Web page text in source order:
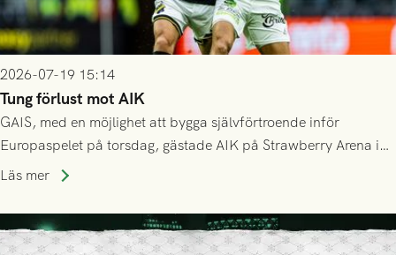
2026-07-19 15:14
Tung förlust mot AIK
GAIS, med en möjlighet att bygga självförtroende inför
Europaspelet på torsdag, gästade AIK på Strawberry Arena i
Stockholm . Men trots konstant hotande i första halvlek av
lyckades få in 2-0.
Läs mer